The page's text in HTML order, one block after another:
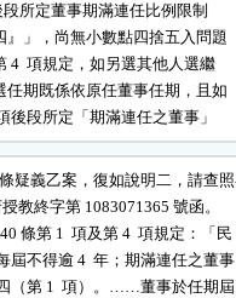
所定董事期滿連任比例限制
』」，尚無小數點四捨五入問題
4  項規定，如另選其他人選繼
期既係依原任董事任期，且如
段所定「期滿連任之董事」
疑義乙案，復如說明二，請查
教終字第 1083071365 號函。
條第 1  項及第 4  項規定：「民
每屆不得逾 4  年；期滿連任之董事
四（第 1  項）。……董事於任期屆